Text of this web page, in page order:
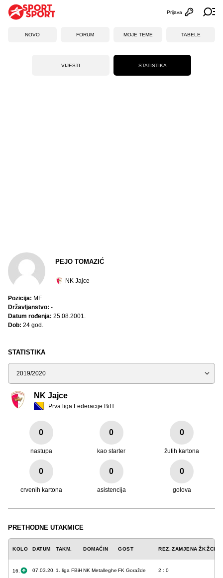
Otvori
Prijava
NOVO FORUM MOJE TEME TABELE
VIJESTI STATISTIKA
STATISTIKA
Sezona
NK Jajce
Prva liga Federacije BiH
0
nastupa
0
kao starter
0
žutih kartona
0
crvenih kartona
0
asistencija
0
golova
PRETHODNE UTAKMICE
KOLO DATUM TAKM. DOMAĆIN GOST REZ. ZAMJENA ŽKŽCK
16. 07.03.20. 1. liga FBiHNK Metalleghe FK Goražde 2 : 0
PEJO TOMAZIĆ
NK Jajce
Pozicija: MF
Državljanstvo: -
Datum rođenja: 25.08.2001.
Dob: 24 god.